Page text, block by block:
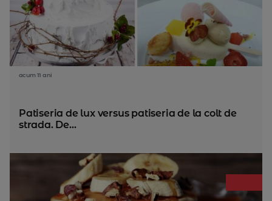
acum 11 ani
Patiseria de lux versus patiseria de la colt de
strada. De...